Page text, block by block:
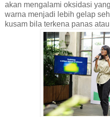
akan mengalami oksidasi
warna menjadi lebih gelap
kusam bila terkena panas